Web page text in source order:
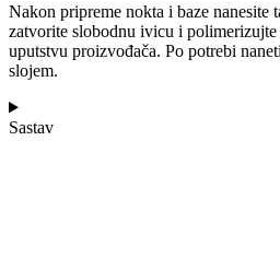
Nakon pripreme nokta i baze nanesite
zatvorite slobodnu ivicu i
uputstvu proizvođača. Po potrebi
slojem.
Sastav